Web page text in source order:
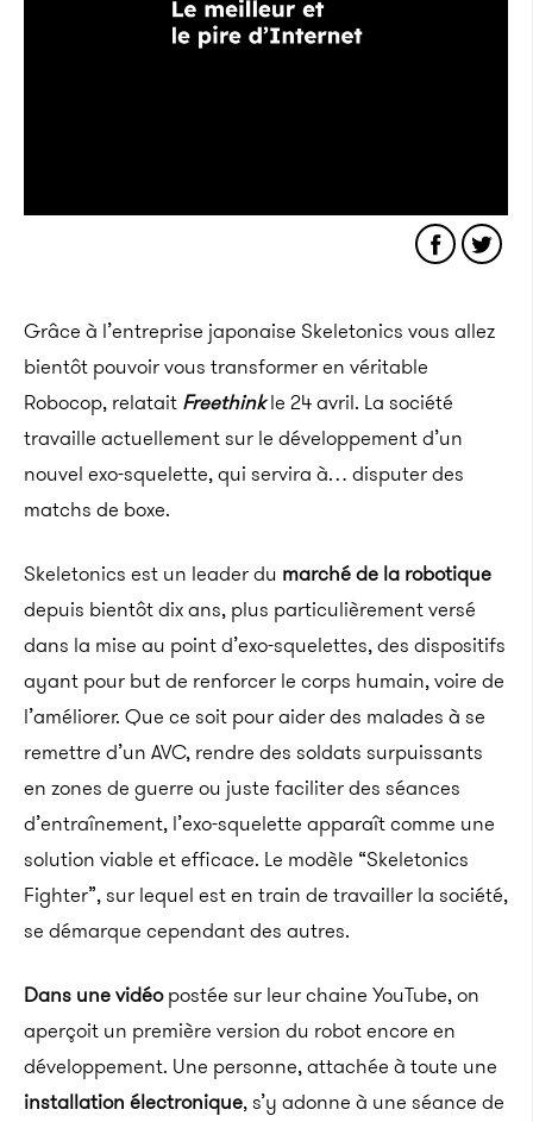
Grâce à l’entreprise japonaise Skeletonics vous allez
bientôt pouvoir vous transformer en véritable
Robocop, relatait Freethinkle 24 avril. La société
travaille actuellement sur le développement d’un
nouvel exo-squelette, qui servira à… disputer des
matchs de boxe.
Skeletonics est un leader du marchéde la robotique
depuis bientôt dix ans, plus particulièrement versé
dans la mise au point d’exo-squelettes, des dispositifs
ayant pour but de renforcer le corps humain, voire de
l’améliorer. Que ce soit pour aider des malades à se
remettre d’un AVC, rendre des soldats surpuissants
en zones de guerre ou juste faciliter des séances
d’entraînement, l’exo-squelette apparaît comme une
solution viable et efficace. Le modèle “Skeletonics
Fighter”, sur lequel est en train de travailler la société,
se démarque cependant des autres.
Dans une vidéopostée sur leur chaine YouTube, on
aperçoit un première version du robot encore en
développement. Une personne, attachée à toute une
installation électronique, s’y adonne à une séance de